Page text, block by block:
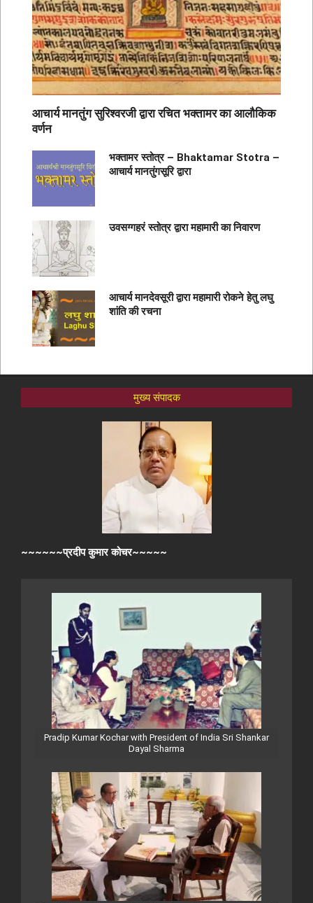
आचार्य मानतुंग सुरिश्वरजी द्वारा रचित भक्तामर का आलौकिक
वर्णन
भक्तामर स्तोत्र – Bhaktamar Stotra –
आचार्य मानतुंगसूरि द्वारा
उवसग्गहरं स्तोत्र द्वारा महामारी का निवारण
आचार्य मानदेवसूरी द्वारा महामारी रोकने हेतु लघु
शांति की रचना
मुख्य संपादक
~~~~~~प्रदीप कुमार कोचर~~~~~
Pradip Kumar Kochar with President of India Sri Shankar
Dayal Sharma